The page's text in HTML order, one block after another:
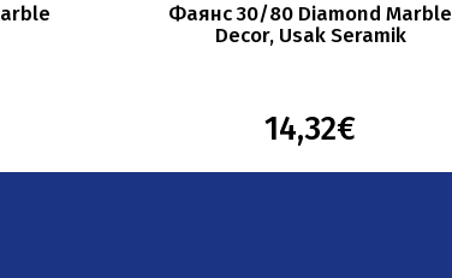
Фаянс 30/80 Diamond Marble
Decor, Usak Seramik
14,32€